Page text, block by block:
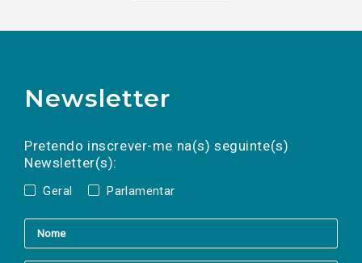
Newsletter
Pretendo inscrever-me na(s) seguinte(s)
Newsletter(s):
Geral Parlamentar
a(s) newsletter(s).
mail